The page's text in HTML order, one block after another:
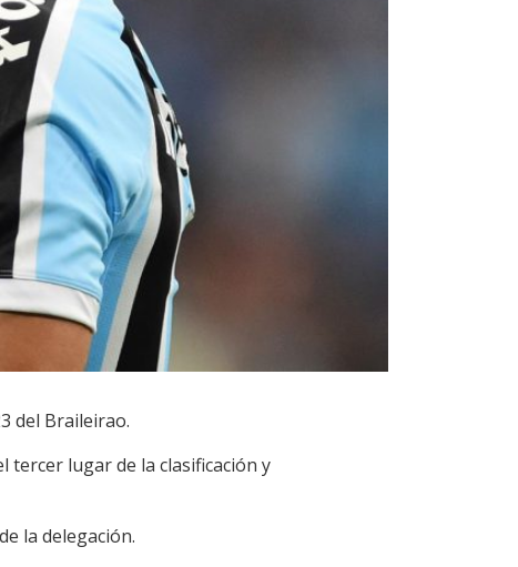
del Braileirao.
tercer lugar de la clasificación y
la delegación.